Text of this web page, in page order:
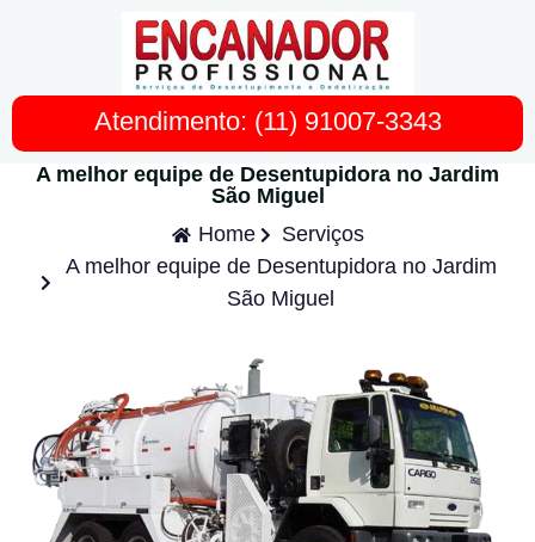
Atendimento: (11) 91007-3343
A melhor equipe de Desentupidora no Jardim
São Miguel
Home
Serviços
A melhor equipe de Desentupidora no Jardim
São Miguel